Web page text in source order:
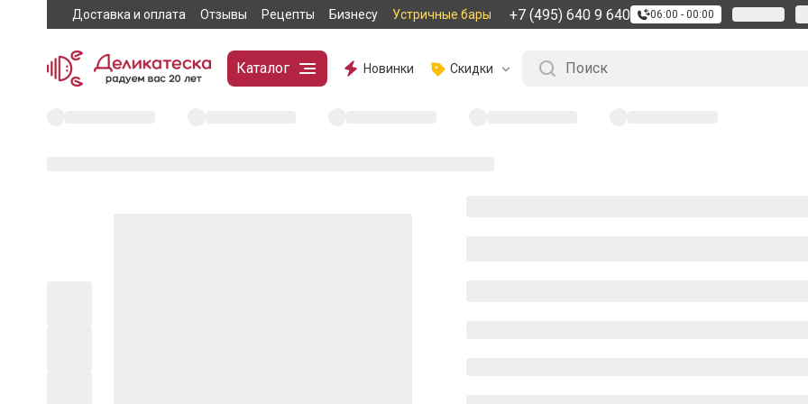
Доставка и оплата Отзывы Рецепты Бизнесу Устричные бары +7 (495) 640 9 640 06:00 - 00:00
Каталог Новинки Скидки